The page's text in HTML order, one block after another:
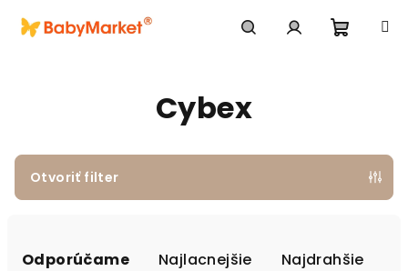
Cybex
Otvoriť filter
Odporúčame Najlacnejšie Najdrahšie